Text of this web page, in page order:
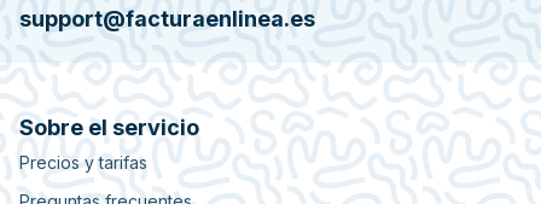
support@facturaenlinea.es
Sobre el servicio
Precios y tarifas